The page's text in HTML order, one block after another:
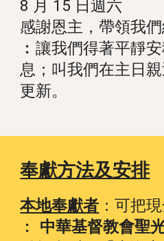
8 月 15 日週六
感謝恩主，帶領我
︰讓我們得著平靜
息；叫我們在主日
更新。
奉獻方法及安排
本地奉獻者 ：可把
︰ 中華基督教會聖